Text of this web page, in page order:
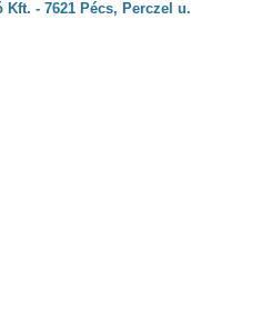
- 7621 Pécs, Perczel u.